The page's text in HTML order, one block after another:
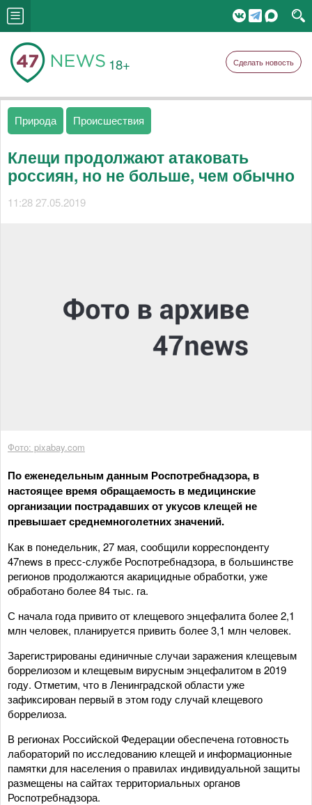
18+ Сделать новость
Природа Происшествия
Клещи продолжают атаковать
россиян, но не больше, чем обычно
11:28 27.05.2019
Фото: pixabay.com
По еженедельным данным Роспотребнадзора, в
настоящее время обращаемость в медицинские
организации пострадавших от укусов клещей не
превышает среднемноголетних значений.
Как в понедельник, 27 мая, сообщили корреспонденту
47news в пресс-службе Роспотребнадзора, в большинстве
регионов продолжаются акарицидные обработки, уже
обработано более 84 тыс. га.
С начала года привито от клещевого энцефалита более 2,1
млн человек, планируется привить более 3,1 млн человек.
Зарегистрированы единичные случаи заражения клещевым
боррелиозом и клещевым вирусным энцефалитом в 2019
году. Отметим, что в Ленинградской области уже
зафиксирован первый в этом году случай клещевого
боррелиоза.
В регионах Российской Федерации обеспечена готовность
лабораторий по исследованию клещей и информационные
памятки для населения о правилах индивидуальной защиты
размещены на сайтах территориальных органов
Роспотребнадзора.